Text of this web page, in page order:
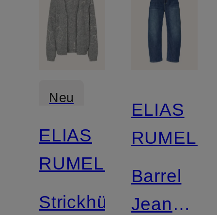
Neu
ELIAS
RUMELIS
Strickhülle
ELIAS
RUMELIS
Barrel
Jeans